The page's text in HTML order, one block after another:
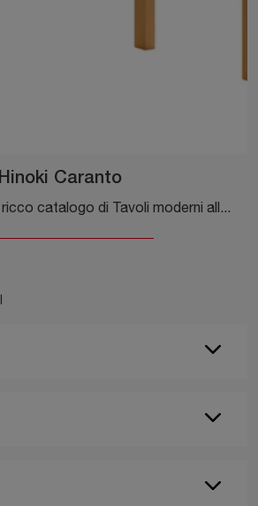
Hinoki Caranto
Clicca e scopri un ricco catalogo di Tavoli moderni allungabili da cucina! Il modello Hinoki Caranto di Veneta Cucine ti attende.